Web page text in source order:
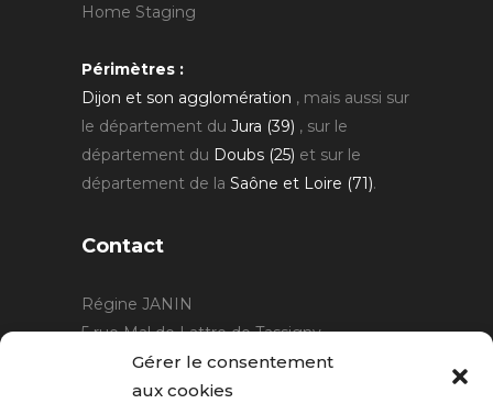
Gérer le consentement
aux cookies
Home Staging
Périmètres :
Dijon et son agglomération , mais aussi sur
le département du Jura (39) , sur le
département du Doubs (25) et sur le
département de la Saône et Loire (71).
Contact
Régine JANIN
5 rue Mal de Lattre de Tassigny
21220 Gevrey Chambertin
06 15 15 80 29